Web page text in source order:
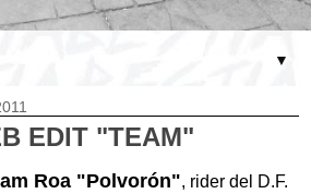
▼
EDIT "TEAM"
Roa "Polvorón", rider del D.F.